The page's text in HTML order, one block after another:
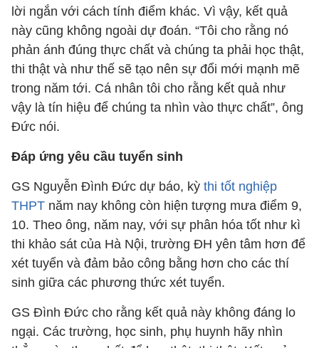
lời ngắn với cách tính điểm khác. Vì vậy, kết quả
này cũng không ngoài dự đoán. “Tôi cho rằng nó
phản ánh đúng thực chất và chúng ta phải học thật,
thi thật và như thế sẽ tạo nên sự đổi mới mạnh mẽ
trong năm tới. Cá nhân tôi cho rằng kết quả như
vậy là tín hiệu để chúng ta nhìn vào thực chất”, ông
Đức nói.
Đáp ứng yêu cầu tuyển sinh
GS Nguyễn Đình Đức dự báo, kỳ thi tốt nghiệp
THPT năm nay không còn hiện tượng mưa điểm 9,
10. Theo ông, năm nay, với sự phân hóa tốt như kì
thi khảo sát của Hà Nội, trường ĐH yên tâm hơn để
xét tuyển và đảm bảo công bằng hơn cho các thí
sinh giữa các phương thức xét tuyển.
GS Đình Đức cho rằng kết quả này không đáng lo
ngại. Các trường, học sinh, phụ huynh hãy nhìn